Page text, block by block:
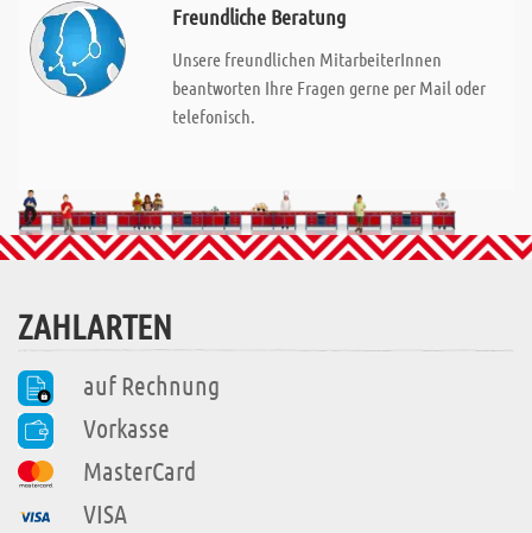
Freundliche Beratung
Unsere freundlichen MitarbeiterInnen
beantworten Ihre Fragen gerne per Mail oder
telefonisch.
ZAHLARTEN
auf Rechnung
Vorkasse
MasterCard
VISA